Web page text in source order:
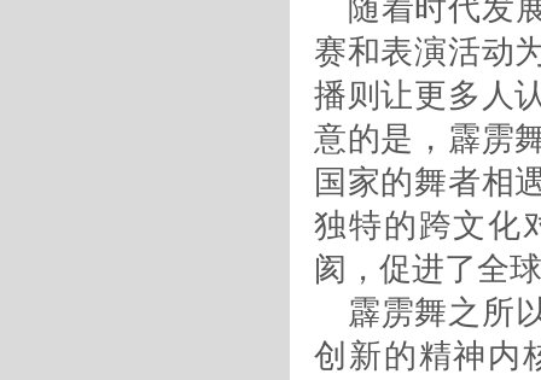
随着时代发
赛和表演活动
播则让更多人
意的是，霹雳
国家的舞者相
独特的跨文化
阂，促进了全
霹雳舞之所
创新的精神内